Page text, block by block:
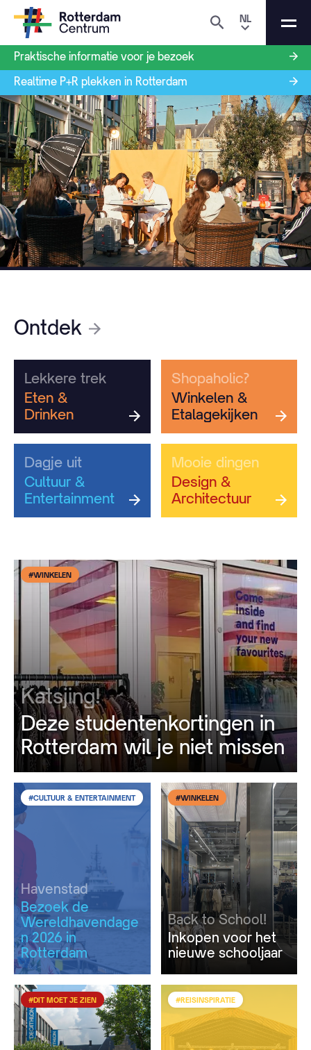
NL
Praktische informatie voor je bezoek
Realtime P+R plekken in Rotterdam
Ontdek
Lekkere trek
Eten &
Drinken
Shopaholic?
Winkelen &
Etalagekijken
Dagje uit
Cultuur &
Entertainment
Mooie dingen
Design &
Architectuur
#WINKELEN
Katsjing!
Deze studentenkortingen in
Rotterdam wil je niet missen
#CULTUUR & ENTERTAINMENT
Havenstad
Bezoek de
Wereldhavendage
n 2026 in
Rotterdam
#WINKELEN
Back to School!
Inkopen voor het
nieuwe schooljaar
#DIT MOET JE ZIEN #REISINSPIRATIE